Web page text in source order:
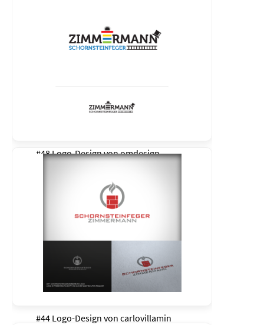
#48 Logo-Design vonomdesign
#44 Logo-Design von carlovillamin